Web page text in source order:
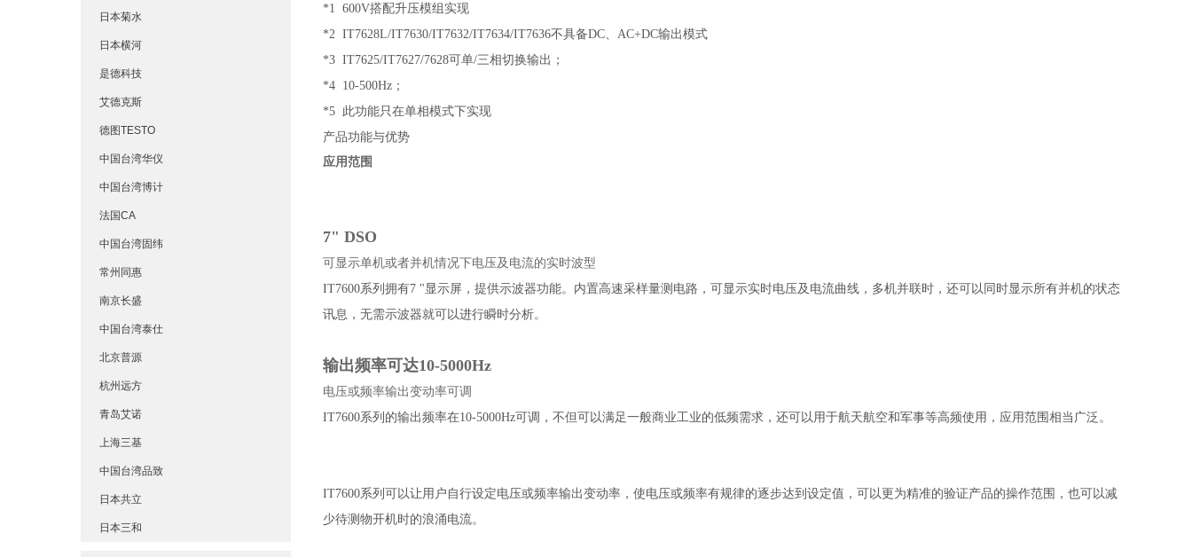
日本菊水
日本横河
是德科技
艾德克斯
德图TESTO
中国台湾华仪
中国台湾博计
法国CA
中国台湾固纬
常州同惠
南京长盛
中国台湾泰仕
北京普源
杭州远方
青岛艾诺
上海三基
中国台湾品致
日本共立
日本三和
*1 600V搭配升压模组实现
*2 IT7628L/IT7630/IT7632/IT7634/IT7636不具备DC、AC+DC输出模式
*3 IT7625/IT7627/7628可单/三相切换输出；
*4 10-500Hz；
*5 此功能只在单相模式下实现
产品功能与优势
应用范围
7" DSO
可显示单机或者并机情况下电压及电流的实时波型
IT7600系列拥有7 "显示屏，提供示波器功能。内置高速采样量测电路，可显示实时电压及电流曲线，多机并联时，还可以同时显示所有并机的状态
讯息，无需示波器就可以进行瞬时分析。
输出频率可达10-5000Hz
电压或频率输出变动率可调
IT7600系列的输出频率在10-5000Hz可调，不但可以满足一般商业工业的低频需求，还可以用于航天航空和军事等高频使用，应用范围相当广泛。
IT7600系列可以让用户自行设定电压或频率输出变动率，使电压或频率有规律的逐步达到设定值，可以更为精准的验证产品的操作范围，也可以减
少待测物开机时的浪涌电流。